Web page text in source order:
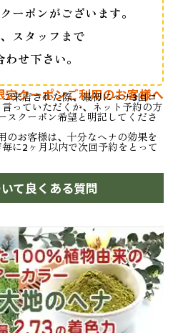
ーポンがございます。
スタッフまで
せ下さい。
クーポンご利用のお客様へ
来店された際、最初にヘナ3回コ
っていただくか、ネット予約の方
スクーポン希望と明記してくださ
のお客様は、十分なヘナの効果を
に2ヶ月以内で次回予約をとって
て良くある質問